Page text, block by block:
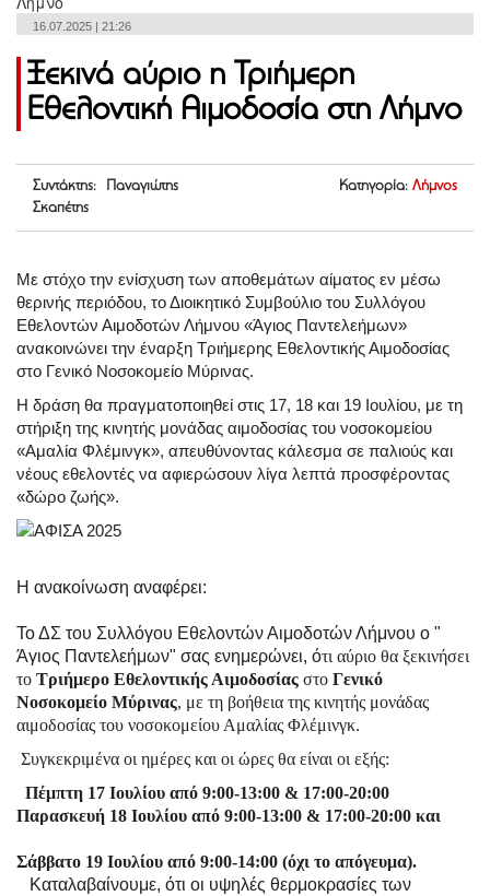
16.07.2025 | 21:26
Ξεκινά αύριο η Τριήμερη
Εθελοντική Αιμοδοσία στη Λήμνο
Συντάκτης: Παναγιώτης
Σκαπέτης
Κατηγορία: Λήμνος
Με στόχο την ενίσχυση των αποθεμάτων αίματος εν μέσω
θερινής περιόδου, το Διοικητικό Συμβούλιο του Συλλόγου
Εθελοντών Αιμοδοτών Λήμνου «Άγιος Παντελεήμων»
ανακοινώνει την έναρξη Τριήμερης Εθελοντικής Αιμοδοσίας
στο Γενικό Νοσοκομείο Μύρινας.
Η δράση θα πραγματοποιηθεί στις 17, 18 και 19 Ιουλίου, με τη
στήριξη της κινητής μονάδας αιμοδοσίας του νοσοκομείου
«Αμαλία Φλέμινγκ», απευθύνοντας κάλεσμα σε παλιούς και
νέους εθελοντές να αφιερώσουν λίγα λεπτά προσφέροντας
«δώρο ζωής».
Η ανακοίνωση αναφέρει:
Το ΔΣ του Συλλόγου Εθελοντών Αιμοδοτών Λήμνου ο "
Άγιος Παντελεήμων" σας ενημερώνει, ότι αύριο θα ξεκινήσει
το Τριήμερο Εθελοντικής Αιμοδοσίας στο Γενικό
Νοσοκομείο Μύρινας, με τη βοήθεια της κινητής μονάδας
αιμοδοσίας του νοσοκομείου Αμαλίας Φλέμινγκ.
Συγκεκριμένα οι ημέρες και οι ώρες θα είναι οι εξής:
Πέμπτη 17 Ιουλίου από 9:00-13:00 & 17:00-20:00
Παρασκευή 18 Ιουλίου από 9:00-13:00 & 17:00-20:00 και
Σάββατο 19 Ιουλίου από 9:00-14:00 (όχι το απόγευμα).
Καταλαβαίνουμε, ότι οι υψηλές θερμοκρασίες των